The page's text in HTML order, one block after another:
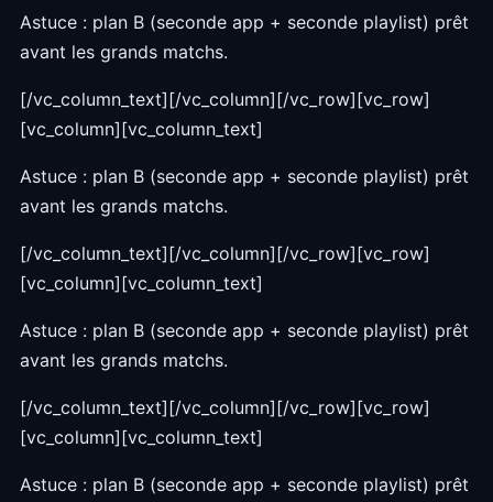
Astuce : plan B (seconde app + seconde playlist) prêt
avant les grands matchs.
[/vc_column_text][/vc_column][/vc_row][vc_row]
[vc_column][vc_column_text]
Astuce : plan B (seconde app + seconde playlist) prêt
avant les grands matchs.
[/vc_column_text][/vc_column][/vc_row][vc_row]
[vc_column][vc_column_text]
Astuce : plan B (seconde app + seconde playlist) prêt
avant les grands matchs.
[/vc_column_text][/vc_column][/vc_row][vc_row]
[vc_column][vc_column_text]
Astuce : plan B (seconde app + seconde playlist) prêt